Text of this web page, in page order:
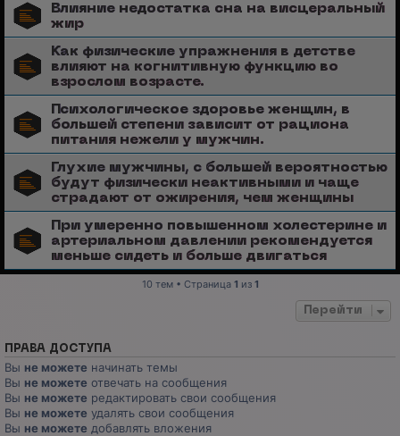
Влияние недостатка сна на висцеральный
жир
Как физические упражнения в детстве
влияют на когнитивную функцию во
взрослом возрасте.
Психологическое здоровье женщин, в
большей степени зависит от рациона
питания нежели у мужчин.
Глухие мужчины, с большей вероятностью
будут физически неактивными и чаще
страдают от ожирения, чем женщины
При умеренно повышенном холестерине и
артериальном давлении рекомендуется
меньше сидеть и больше двигаться
10 тем • Страница 1 из 1
Перейти
ПРАВА ДОСТУПА
Вы не можете начинать темы
Вы не можете отвечать на сообщения
Вы не можете редактировать свои сообщения
Вы не можете удалять свои сообщения
Вы не можете добавлять вложения